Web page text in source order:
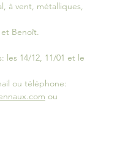
à vent, métalliques,
Benoît.
les 14/12, 11/01 et le
ou téléphone:
ou